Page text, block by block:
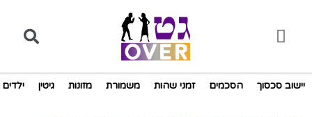
יישוב סכסוך הסכמים זמני שהות משמורת מזונות גיטין ילדים